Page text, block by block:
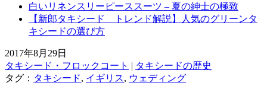
白いリネンスリーピーススーツ – 夏の紳士の極致
【新郎タキシード トレンド解説】人気のグリーンタ
キシードの選び方
2017年8月29日
タキシード・フロックコート | タキシードの歴史
タグ： タキシード, イギリス, ウェディング